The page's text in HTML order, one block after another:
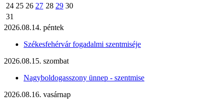
24 25 26 27 28 29 30
31
2026.08.14. péntek
Székesfehérvár fogadalmi szentmiséje
2026.08.15. szombat
Nagyboldogasszony ünnep - szentmise
2026.08.16. vasárnap